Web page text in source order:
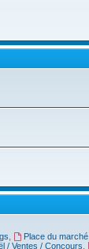
Place du marché
/ Ventes / Concours